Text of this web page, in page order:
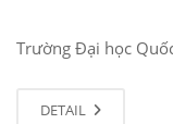
Trường Đại học
DETAIL